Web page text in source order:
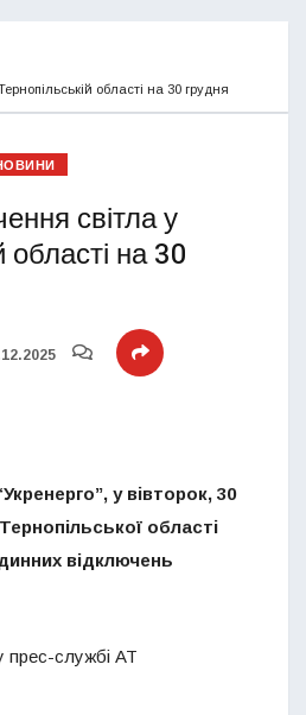
області на 30 грудня
світла у
області на 30
у вівторок, 30
області
відключень
прес-службі АТ